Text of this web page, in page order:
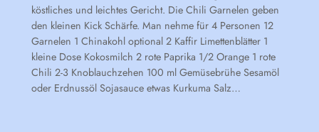
köstliches und leichtes Gericht. Die Chili Garnelen geben
den kleinen Kick Schärfe. Man nehme für 4 Personen 12
Garnelen 1 Chinakohl optional 2 Kaffir Limettenblätter 1
kleine Dose Kokosmilch 2 rote Paprika 1/2 Orange 1 rote
Chili 2-3 Knoblauchzehen 100 ml Gemüsebrühe Sesamöl
oder Erdnussöl Sojasauce etwas Kurkuma Salz…